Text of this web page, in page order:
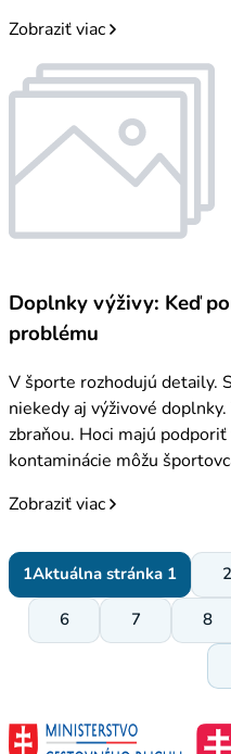
Zobraziť viac
Doplnky výživy: Keď
problému
V športe rozhodujú detaily.
niekedy aj výživové
zbraňou. Hoci majú
kontaminácie môžu
Zobraziť viac
1Aktuálna stránka 1 2
6 7 8